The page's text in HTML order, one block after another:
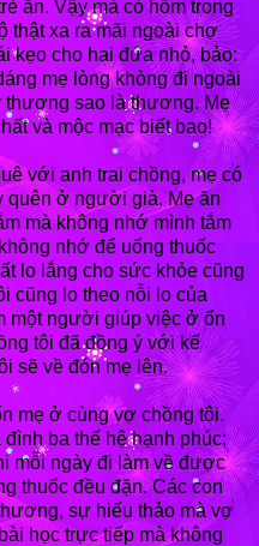
ăn. Vậy mà có hôm trong
thật xa ra mãi ngoài chợ
kẹo cho hai đứa nhỏ, bảo:
mẹ lòng khòng đi ngoài
thương sao là thương. Mẹ
và mộc mạc biết bao!
với anh trai chồng, mẹ có
quên ở người già. Mẹ ăn
mà không nhớ mình tắm
nhớ để uống thuốc
lo lắng cho sức khỏe cũng
cũng lo theo nỗi lo của
một người giúp việc ở ổn
tôi đã đồng ý với kế
sẽ về đón mẹ lên.
mẹ ở cùng vợ chồng tôi.
ba thế hệ hạnh phúc;
mỗi ngày đi làm về được
thuốc đều đặn. Các con
sự hiếu thảo mà vợ
học trực tiếp mà không